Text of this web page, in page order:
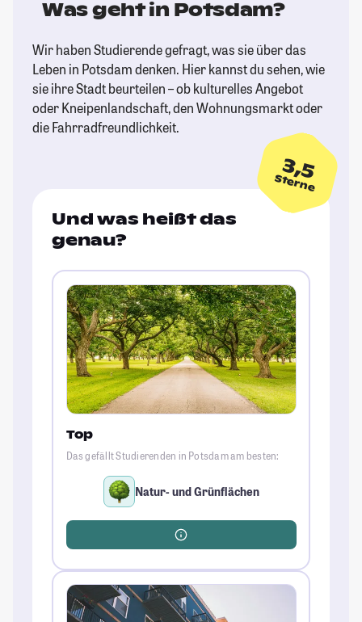
Was geht in Potsdam?
Wir haben Studierende gefragt, was sie über das
Leben in Potsdam denken. Hier kannst du sehen, wie
sie ihre Stadt beurteilen – ob kulturelles Angebot
oder Kneipenlandschaft, den Wohnungsmarkt oder
die Fahrradfreundlichkeit.
3,5
Sterne
Und was heißt das
genau?
Top
Das gefällt Studierenden in Potsdam am besten:
Natur- und Grünflächen